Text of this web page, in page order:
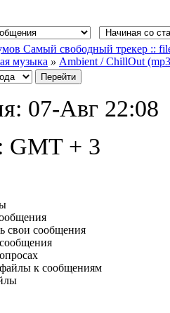
Самый свободный трекер ::
музыка » Ambient / ChillOut
07-Авг 22:08
GMT + 3
свои сообщения
к сообщениям